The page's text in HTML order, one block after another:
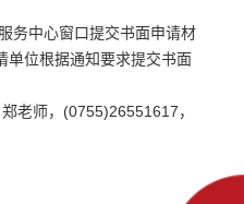
中心窗口提交书面申请材
单位根据通知要求提交书面
师，(0755)26551617，